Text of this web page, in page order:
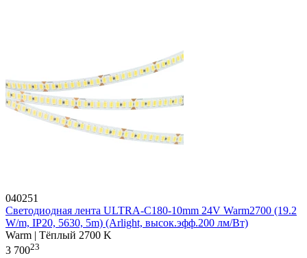
040251
Светодиодная лента ULTRA-C180-10mm 24V Warm2700 (19.2
W/m, IP20, 5630, 5m) (Arlight, высок.эфф.200 лм/Вт)
Warm | Тёплый 2700 K
3 70023